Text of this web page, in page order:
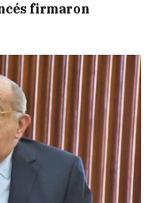
firmaron